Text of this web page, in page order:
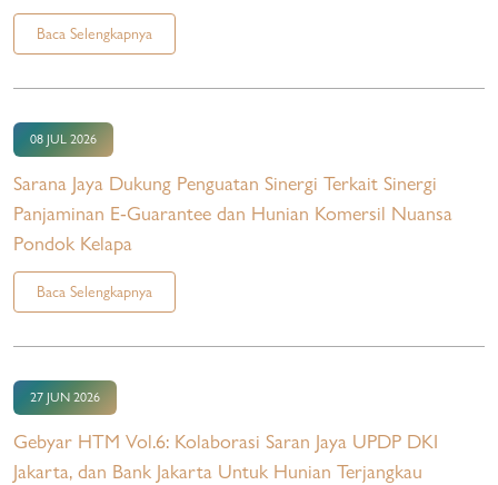
Baca Selengkapnya
08 JUL 2026
Sarana Jaya Dukung Penguatan Sinergi Terkait Sinergi
Panjaminan E-Guarantee dan Hunian Komersil Nuansa
Pondok Kelapa
Baca Selengkapnya
27 JUN 2026
Gebyar HTM Vol.6: Kolaborasi Saran Jaya UPDP DKI
Jakarta, dan Bank Jakarta Untuk Hunian Terjangkau